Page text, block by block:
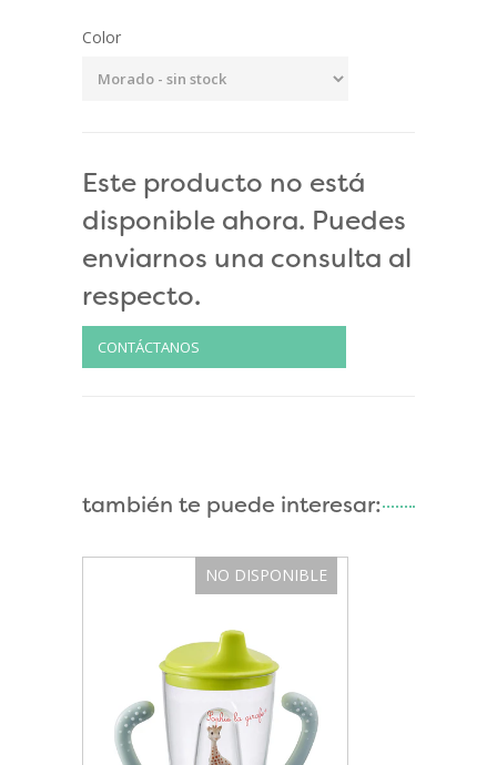
Color
Este producto no está
disponible ahora. Puedes
enviarnos una consulta al
respecto.
CONTÁCTANOS
también te puede interesar:
NO DISPONIBLE